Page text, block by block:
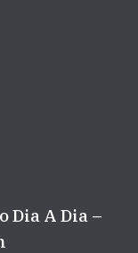
Dia A Dia –